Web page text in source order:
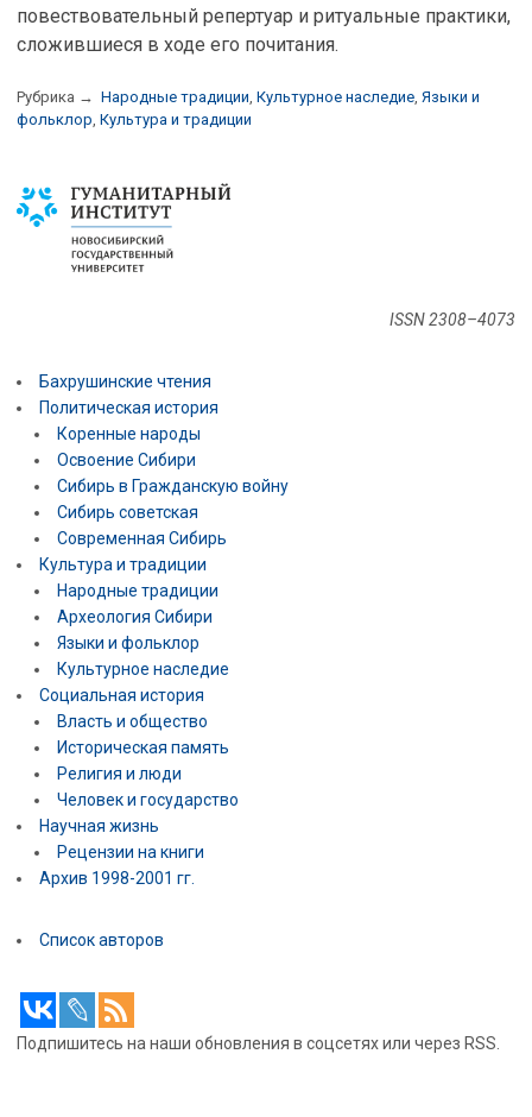
повествовательный репертуар и ритуальные практики,
сложившиеся в ходе его почитания.
Рубрика → Народные традиции Культурное наследие Языки и
фольклор Культура и традиции
ISSN 2308–4073
Бахрушинские чтения
Политическая история
Коренные народы
Освоение Сибири
Сибирь в Гражданскую войну
Сибирь советская
Современная Сибирь
Культура и традиции
Народные традиции
Археология Сибири
Языки и фольклор
Культурное наследие
Социальная история
Власть и общество
Историческая память
Религия и люди
Человек и государство
Научная жизнь
Рецензии на книги
Архив 1998-2001 гг.
Список авторов
Подпишитесь на наши обновления в соцсетях или через RSS.